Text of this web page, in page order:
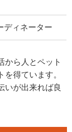
ディネーター
から人とペット
得ています。
いが出来れば良